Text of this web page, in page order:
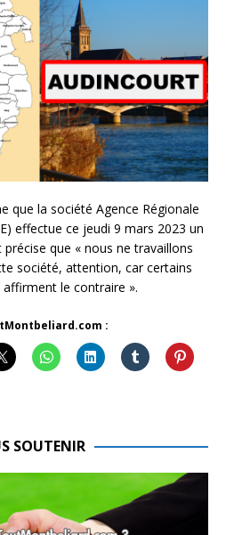
que la société Agence Régionale
effectue ce jeudi 9 mars 2023 un
que « nous ne travaillons
société, attention, car certains
le contraire ».
:
SOUTENIR